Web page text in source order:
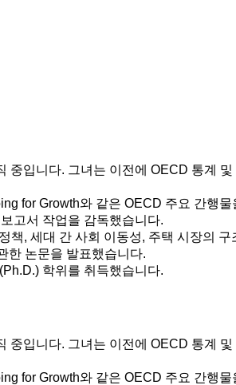
입니다. 그녀는 이전에 OECD 통계
for Growth와 같은 OECD 주요 간행
고서 작업을 감독했습니다.
, 세대 간 사회 이동성, 주택 시장의
한 논문을 발표했습니다.
학위를 취득했습니다.
입니다. 그녀는 이전에 OECD 통계
for Growth와 같은 OECD 주요 간행